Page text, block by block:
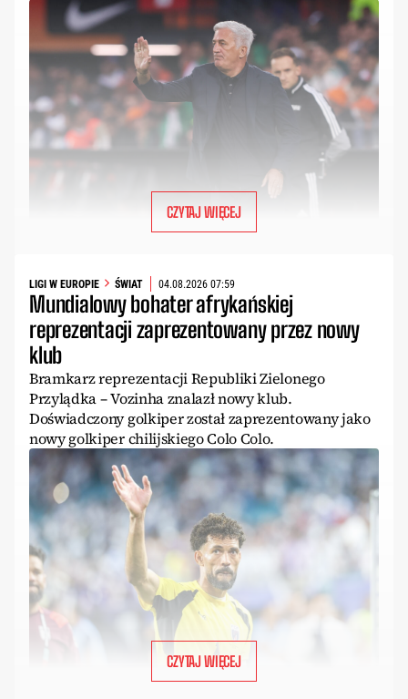
CZYTAJ WIĘCEJ
LIGI W EUROPIE ŚWIAT 04.08.2026 07:59
Mundialowy bohater afrykańskiej
reprezentacji zaprezentowany przez nowy
klub
Bramkarz reprezentacji Republiki Zielonego
Przylądka – Vozinha znalazł nowy klub.
Doświadczony golkiper został zaprezentowany jako
nowy golkiper chilijskiego Colo Colo.
CZYTAJ WIĘCEJ